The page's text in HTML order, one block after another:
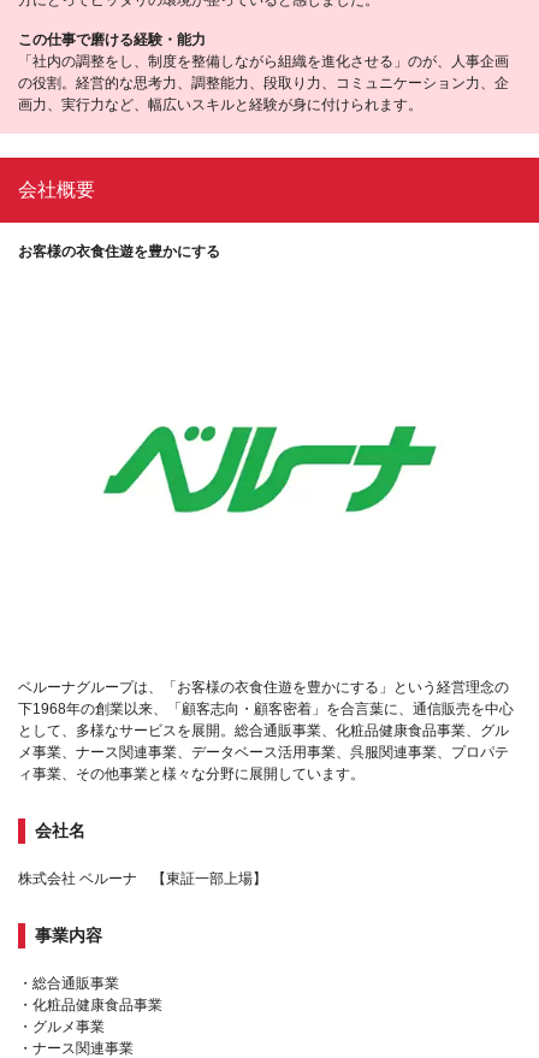
この仕事で磨ける経験・能力
「社内の調整をし、制度を整備しながら組織を進化させる」のが、人事企画
の役割。経営的な思考力、調整能力、段取り力、コミュニケーション力、企
画力、実行力など、幅広いスキルと経験が身に付けられます。
会社概要
お客様の衣食住遊を豊かにする
ベルーナグループは、「お客様の衣食住遊を豊かにする」という経営理念の
下1968年の創業以来、「顧客志向・顧客密着」を合言葉に、通信販売を中心
として、多様なサービスを展開。総合通販事業、化粧品健康食品事業、グル
メ事業、ナース関連事業、データベース活用事業、呉服関連事業、プロパテ
ィ事業、その他事業と様々な分野に展開しています。
会社名
株式会社 ベルーナ 【東証一部上場】
事業内容
・総合通販事業
・化粧品健康食品事業
・グルメ事業
・ナース関連事業